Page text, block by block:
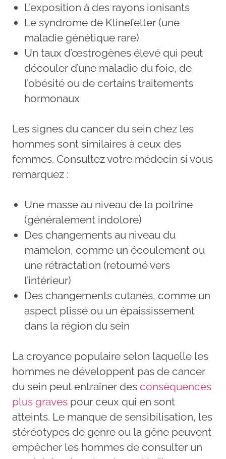
L’exposition à des rayons ionisants
Le syndrome de Klinefelter (une
maladie génétique rare)
Un taux d’œstrogènes élevé qui peut
découler d’une maladie du foie, de
l’obésité ou de certains traitements
hormonaux
Les signes du cancer du sein chez les
hommes sont similaires à ceux des
femmes. Consultez votre médecin si vous
remarquez :
Une masse au niveau de la poitrine
(généralement indolore)
Des changements au niveau du
mamelon, comme un écoulement ou
une rétractation (retourné vers
l’intérieur)
Des changements cutanés, comme un
aspect plissé ou un épaississement
dans la région du sein
La croyance populaire selon laquelle les
hommes ne développent pas de cancer
du sein peut entraîner des conséquences
plus graves pour ceux qui en sont
atteints. Le manque de sensibilisation, les
stéréotypes de genre ou la gêne peuvent
empêcher les hommes de consulter un